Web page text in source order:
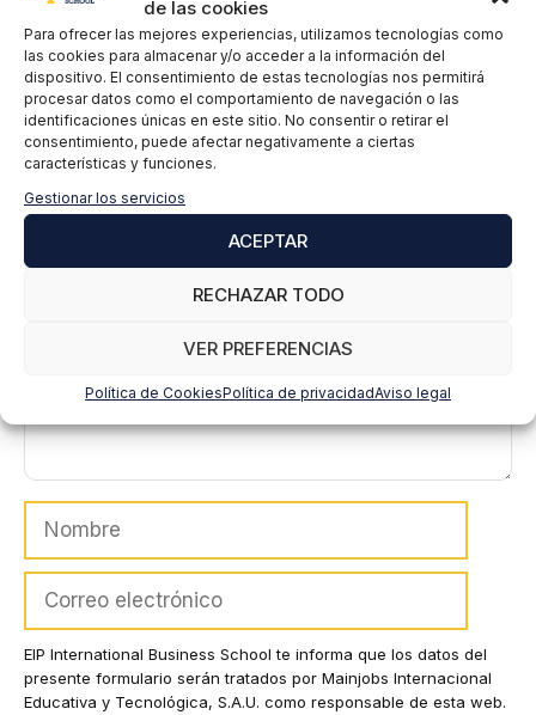
de las cookies
Para ofrecer las mejores experiencias, utilizamos tecnologías como
las cookies para almacenar y/o acceder a la información del
dispositivo. El consentimiento de estas tecnologías nos permitirá
procesar datos como el comportamiento de navegación o las
identificaciones únicas en este sitio. No consentir o retirar el
consentimiento, puede afectar negativamente a ciertas
características y funciones.
Gestionar los servicios
ACEPTAR
RECHAZAR TODO
VER PREFERENCIAS
Política de CookiesPolítica de privacidadAviso legal
*
Deja un comentario
electrónico
EIP International Business School te informa que los datos del
presente formulario serán tratados por Mainjobs Internacional
Educativa y Tecnológica, S.A.U. como responsable de esta web.